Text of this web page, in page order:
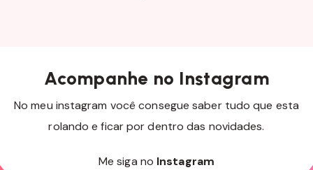
Acompanhe no Instagram
No meu instagram você consegue saber tudo que esta
rolando e ficar por dentro das novidades.
Me siga no Instagram